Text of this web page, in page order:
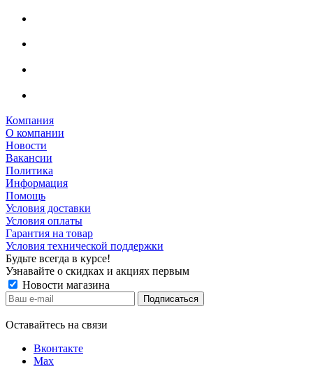
Компания
О компании
Новости
Вакансии
Политика
Информация
Помощь
Условия доставки
Условия оплаты
Гарантия на товар
Условия технической поддержки
Будьте всегда в курсе!
Узнавайте о скидках и акциях первым
Новости магазина
Оставайтесь на связи
Вконтакте
Max